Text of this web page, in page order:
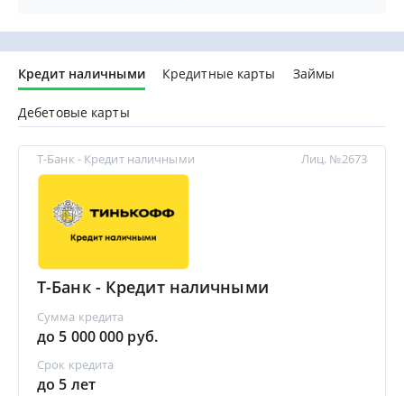
Кредит наличными Кредитные карты Займы
Дебетовые карты
Т-Банк - Кредит наличными
Т-Банк - Кредит наличными
Сумма кредита
до 5 000 000 руб.
Срок кредита
до 5 лет
Лиц. №2673